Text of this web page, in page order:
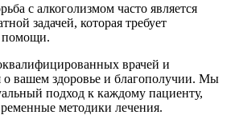
с алкоголизмом часто является
задачей, которая требует
помощи.
врачей и
о вашем здоровье и благополучии. Мы
подход к каждому пациенту,
методики лечения.